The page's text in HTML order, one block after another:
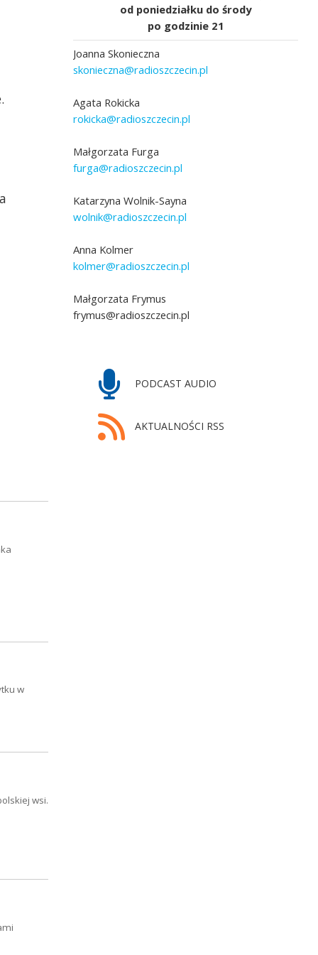
Łyczywek
od poniedziałku do środy
po godzinie 21
Joanna Skonieczna
skonieczna@radioszczecin.pl
Agata Rokicka
rokicka@radioszczecin.pl
Małgorzata Furga
furga@radioszczecin.pl
Katarzyna Wolnik-Sayna
wolnik@radioszczecin.pl
Anna Kolmer
kolmer@radioszczecin.pl
Małgorzata Frymus
frymus@radioszczecin.pl
PODCAST AUDIO
AKTUALNOŚCI RSS
w
wsi.